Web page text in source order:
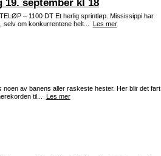
september kl 18
– 1100 DT Et herlig sprintløp. Mississippi har
selv om konkurrentene helt...
Les mer
noen av banens aller raskeste hester. Her blir det fart
til... Les mer